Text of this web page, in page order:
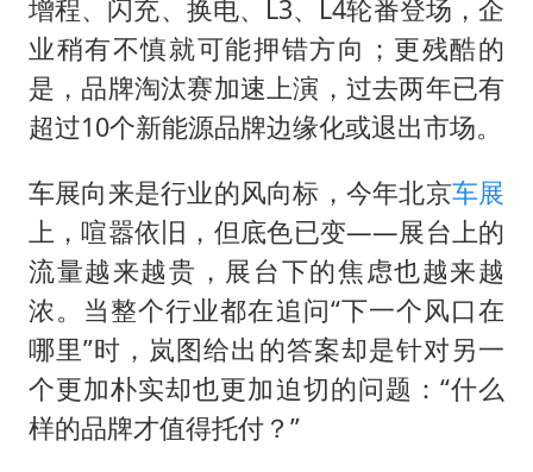
增程、闪充、换电、L3、L4轮番登场，企
业稍有不慎就可能押错方向；更残酷的
是，品牌淘汰赛加速上演，过去两年已有
超过10个新能源品牌边缘化或退出市场。
车展向来是行业的风向标，今年北京车展
上，喧嚣依旧，但底色已变——展台上的
流量越来越贵，展台下的焦虑也越来越
浓。当整个行业都在追问“下一个风口在
哪里”时，岚图给出的答案却是针对另一
个更加朴实却也更加迫切的问题：“什么
样的品牌才值得托付？”